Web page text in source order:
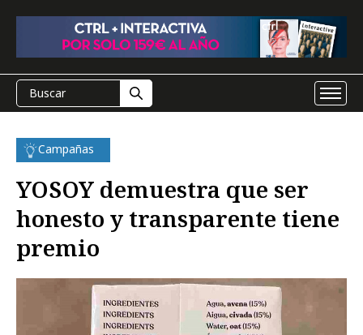
Campañas
YOSOY demuestra que ser
honesto y transparente tiene
premio